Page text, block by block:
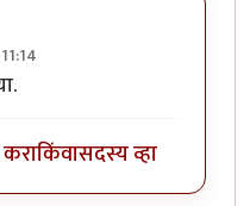
किंवासदस्य व्हा